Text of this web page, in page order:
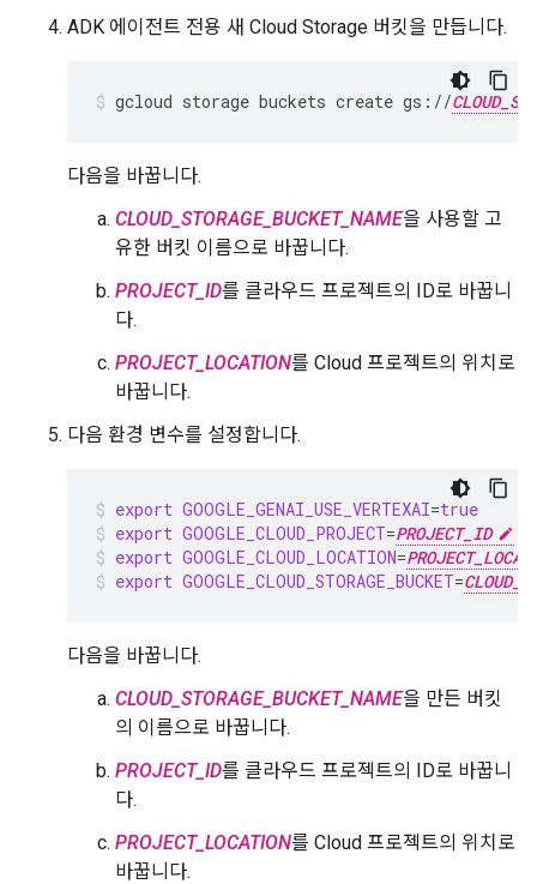
ADK 에이전트 전용 새 Cloud Storage 버킷을 만듭니다.
gcloud storage buckets create gs://
다음을 바꿉니다.
CLOUD_STORAGE_BUCKET_NAME을 사용할 고
유한 버킷 이름으로 바꿉니다.
PROJECT_ID를 클라우드 프로젝트의 ID로 바꿉니
다.
PROJECT_LOCATION를 Cloud 프로젝트의 위치로
바꿉니다.
다음 환경 변수를 설정합니다.
export GOOGLE_GENAI_USE_VERTEXAI=true
export GOOGLE_CLOUD_PROJECT=PROJECT_ID
export GOOGLE_CLOUD_LOCATION=
export GOOGLE_CLOUD_STORAGE_BUCKET=
다음을 바꿉니다.
CLOUD_STORAGE_BUCKET_NAME을 만든 버킷
의 이름으로 바꿉니다.
PROJECT_ID를 클라우드 프로젝트의 ID로 바꿉니
다.
PROJECT_LOCATION를 Cloud 프로젝트의 위치로
바꿉니다.